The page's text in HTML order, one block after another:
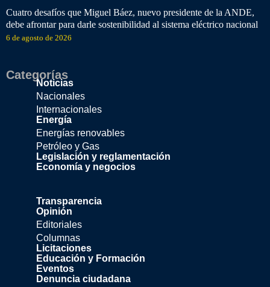
Cuatro desafíos que Miguel Báez, nuevo presidente de la ANDE,
debe afrontar para darle sostenibilidad al sistema eléctrico nacional
6 de agosto de 2026
Categorías
Noticias
Nacionales
Internacionales
Energía
Energías renovables
Petróleo y Gas
Legislación y reglamentación
Economía y negocios
Transparencia
Opinión
Editoriales
Columnas
Licitaciones
Educación y Formación
Eventos
Denuncia ciudadana